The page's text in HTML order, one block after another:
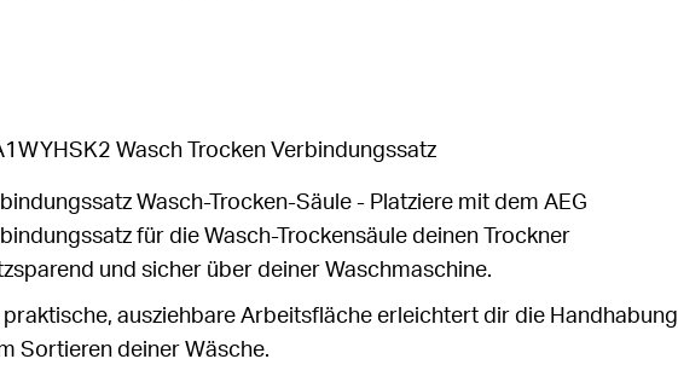
Wasch Trocken Verbindungssatz
Wasch-Trocken-Säule - Platziere mit dem AEG
für die Wasch-Trockensäule deinen Trockner
und sicher über deiner Waschmaschine.
praktische, ausziehbare Arbeitsfläche erleichtert dir die Handhabung
Sortieren deiner Wäsche.